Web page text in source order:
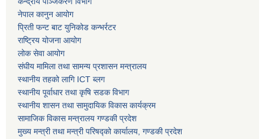
नेपाल कानुन आयोग
प्रिती फन्ट बाट युनिकोड कन्भर्रटर
राष्ट्रिय योजना आयोग
लोक सेवा आयोग
संघीय मामिला तथा सामन्य प्रशासन मन्त्रालय
स्थानीय तहको लागि ICT ब्लग
स्थानीय पूर्वाधार तथा कृषि सडक विभाग
स्थानीय शासन तथा सामुदायिक विकास कार्यक्रम
सामाजिक विकास मन्त्रालय गण्डकी प्रदेश
मुख्य मन्त्री तथा मन्त्री परिषद्को कार्यालय, गण्डकी प्रदेश